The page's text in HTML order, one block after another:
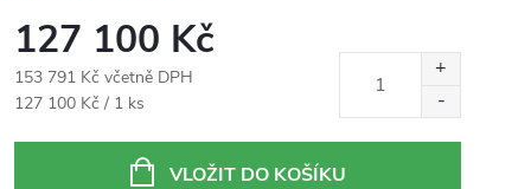
127 100 Kč
153 791 Kč včetně DPH
Měrná
127 100 Kč / 1 ks
VLOŽIT DO KOŠÍKU